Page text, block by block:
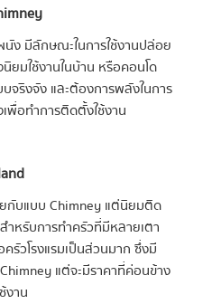
นัง มีลักษณะในการใช้งานปล่อย
มใช้งานในบ้าน หรือคอนโด
จริงจัง และต้องการพลังในการ
พื่อทำการติดตั้งใช้งาน
กับแบบ Chimney แต่นิยมติด
ำหรับการทำครัวที่มีหลายเตา
รัวโรงแรมเป็นส่วนมาก ซึ่งมี
แต่จะมีราคาที่ค่อนข้าง
งาน